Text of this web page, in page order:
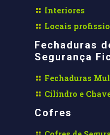
Interiores
Locais
Fechaduras
Segurança
Fechaduras
Cilindro e
Cofres